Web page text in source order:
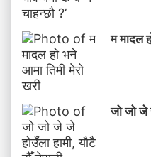
म मादल
जो जो जे